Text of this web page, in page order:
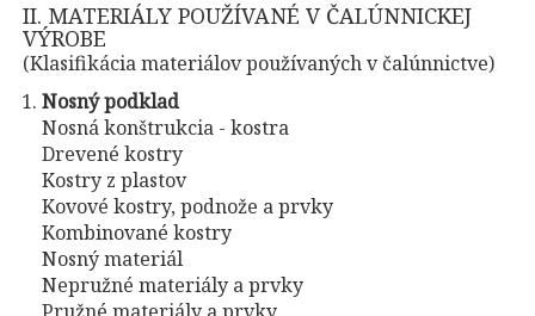
II. MATERIÁLY POUŽÍVANÉ V ČALÚNNICKEJ
VÝROBE
(Klasifikácia materiálov používaných v čalúnnictve)
Nosný podklad
Nosná konštrukcia - kostra
Drevené kostry
Kostry z plastov
Kovové kostry, podnože a prvky
Kombinované kostry
Nosný materiál
Nepružné materiály a prvky